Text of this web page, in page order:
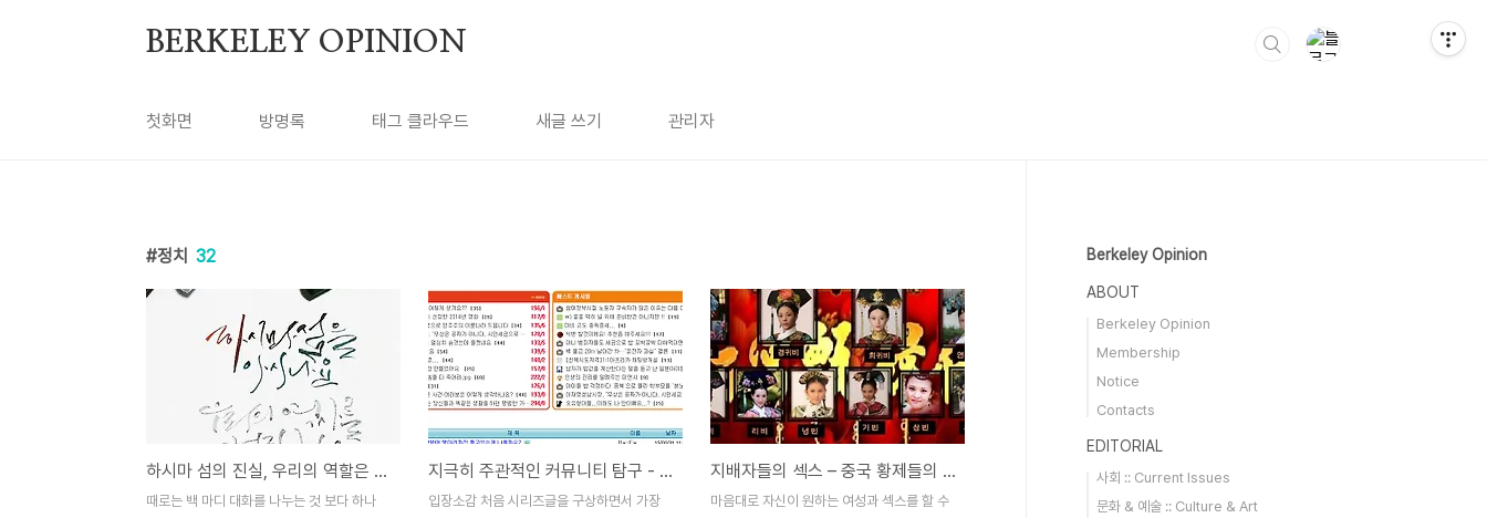
BERKELEY OPINION
첫화면 방명록 태그 클라우드 새글 쓰기 관리자
정치 32
하시마 섬의 진실, 우리의 역할은 무엇인가?
때로는 백 마디 대화를 나누는 것 보다 하나
지극히 주관적인 커뮤니티 탐구 - (5) 오늘의 유머 편
입장소감 처음 시리즈글을 구상하면서 가장
지배자들의 섹스 – 중국 황제들의 성생활
마음대로 자신이 원하는 여성과 섹스를 할 수
Berkeley Opinion
ABOUT
Berkeley Opinion
Membership
Notice
Contacts
EDITORIAL
사회 :: Current Issues
문화 & 예술 :: Culture & Art